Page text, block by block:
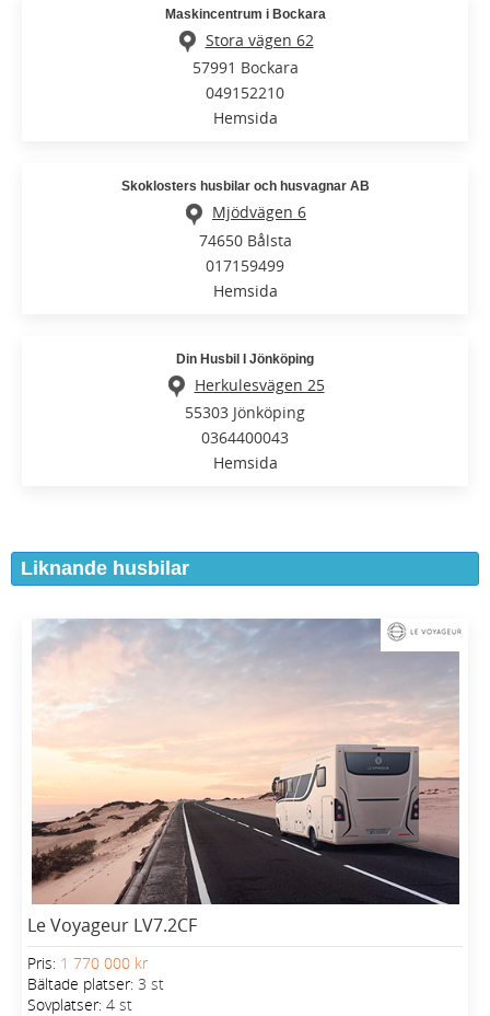
Maskincentrum i Bockara
Stora vägen 62
57991 Bockara
049152210
Hemsida
Skoklosters husbilar och husvagnar AB
Mjödvägen 6
74650 Bålsta
017159499
Hemsida
Din Husbil I Jönköping
Herkulesvägen 25
55303 Jönköping
0364400043
Hemsida
Liknande husbilar
Le Voyageur LV7.2CF
Pris: 1 770 000 kr
Bältade platser: 3 st
Sovplatser: 4 st